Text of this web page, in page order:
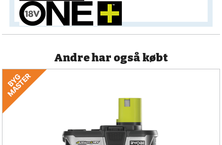
Andre har også købt